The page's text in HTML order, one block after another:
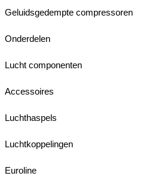
Geluidsgedempte compressoren
Onderdelen
Lucht componenten
Accessoires
Luchthaspels
Luchtkoppelingen
Euroline